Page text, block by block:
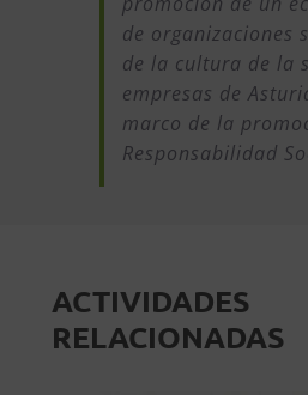
de organizaciones
de la cultura de la
empresas de
marco de la
Responsabilidad
ACTIVIDADES
RELACIONADAS